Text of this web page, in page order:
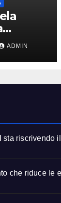
ADMIN
sta riscrivendo
che riduce le